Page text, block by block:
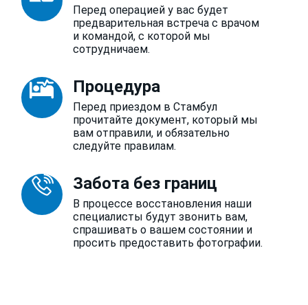
Перед операцией у вас будет
предварительная встреча с врачом
и командой, с которой мы
сотрудничаем.
Процедура
Перед приездом в Стамбул
прочитайте документ, который мы
вам отправили, и обязательно
следуйте правилам.
Забота без границ
В процессе восстановления наши
специалисты будут звонить вам,
спрашивать о вашем состоянии и
просить предоставить фотографии.